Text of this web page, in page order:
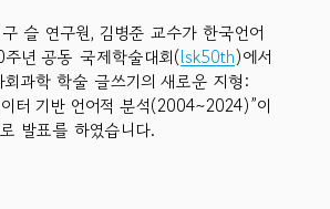
슬 연구원, 김병준 교수가 한국언어
년 공동 국제학술대회(lsk50th)에서
회과학 학술 글쓰기의 새로운 지형:
터 기반 언어적 분석(2004∼2024)”이
발표를 하였습니다.